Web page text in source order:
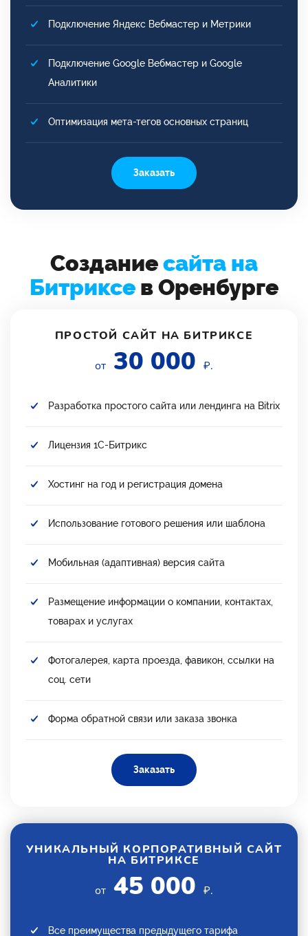
Подключение Яндекс Вебмастер и Метрики
Подключение Google Вебмастер и Google
Аналитики
Оптимизация мета-тегов основных страниц
Заказать
Созданиесайта на
Битриксе в Оренбурге
ПРОСТОЙ САЙТ НА БИТРИКСЕ
от 30 000 ₽.
Разработка простого сайта или лендинга на Bitrix
Лицензия 1С-Битрикс
Хостинг на год и регистрация домена
Использование готового решения или шаблона
Мобильная (адаптивная) версия сайта
Размещение информации о компании, контактах,
товарах и услугах
Фотогалерея, карта проезда, фавикон, ссылки на
соц. сети
Форма обратной связи или заказа звонка
Заказать
УНИКАЛЬНЫЙ КОРПОРАТИВНЫЙ САЙТ
НА БИТРИКСЕ
от 45 000 ₽.
Все преимущества предыдущего тарифа